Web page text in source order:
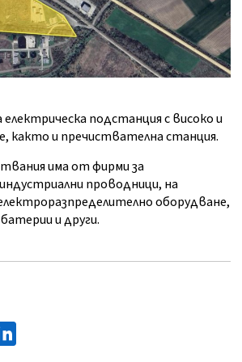
електрическа подстанция с високо и
както и пречиствателна станция.
има от фирми за
проводници, на
оборудване,
и други.